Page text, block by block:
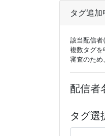
タグ追加
該当配信者
複数タグを
審査のため
配信者
タグ選